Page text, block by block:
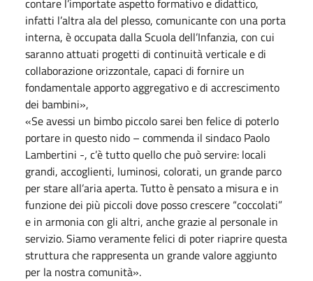
infatti l’altra ala del plesso, comunicante con una porta
interna, è occupata dalla Scuola dell’Infanzia, con cui
saranno attuati progetti di continuità verticale e di
collaborazione orizzontale, capaci di fornire un
fondamentale apporto aggregativo e di accrescimento
dei bambini»,
«Se avessi un bimbo piccolo sarei ben felice di poterlo
portare in questo nido – commenda il sindaco Paolo
Lambertini -, c’è tutto quello che può servire: locali
grandi, accoglienti, luminosi, colorati, un grande parco
per stare all’aria aperta. Tutto è pensato a misura e in
funzione dei più piccoli dove posso crescere “coccolati”
e in armonia con gli altri, anche grazie al personale in
servizio. Siamo veramente felici di poter riaprire questa
struttura che rappresenta un grande valore aggiunto
per la nostra comunità».